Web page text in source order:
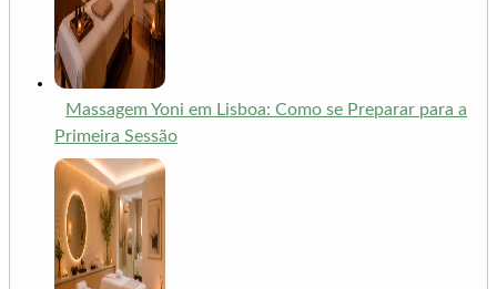
Massagem Yoni em Lisboa: Como se Preparar para a
Primeira Sessão